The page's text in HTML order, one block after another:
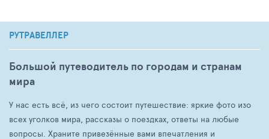
РУТРАВЕЛЛЕР
Большой путеводитель по городам и странам
мира
У нас есть всё, из чего состоит путешествие: яркие фото изо
всех уголков мира, рассказы о поездках, ответы на любые
вопросы. Храните привезённые вами впечатления и